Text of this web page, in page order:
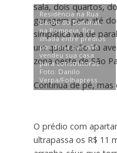
sala, dois quartos,
garagem para até
simpática via de
um quarteirão da
zona oeste de São
Continua de pé, mas
Residência na Rua
Barão do Bananal,
na Pompeia, fica
ilhada entre prédios
por dona que não
vendeu sua casa
para construtoras.
Foto: Danilo
Verpa/Folhapress
O prédio com
ultrapassa os R$ 11